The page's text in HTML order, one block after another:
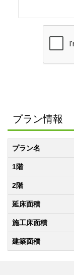
プラン情報
プラン名
1階
2階
延床面積
施工床面積
建築面積